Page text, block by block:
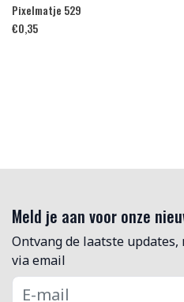
Pixelmatje 529
€0,35
Meld je aan voor onze
Ontvang de laatste
via email